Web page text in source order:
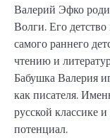
Валерий Эфко
Волги. Его
самого раннего
чтению и
Бабушка Валерия
как писателя.
русской классике
потенциал.